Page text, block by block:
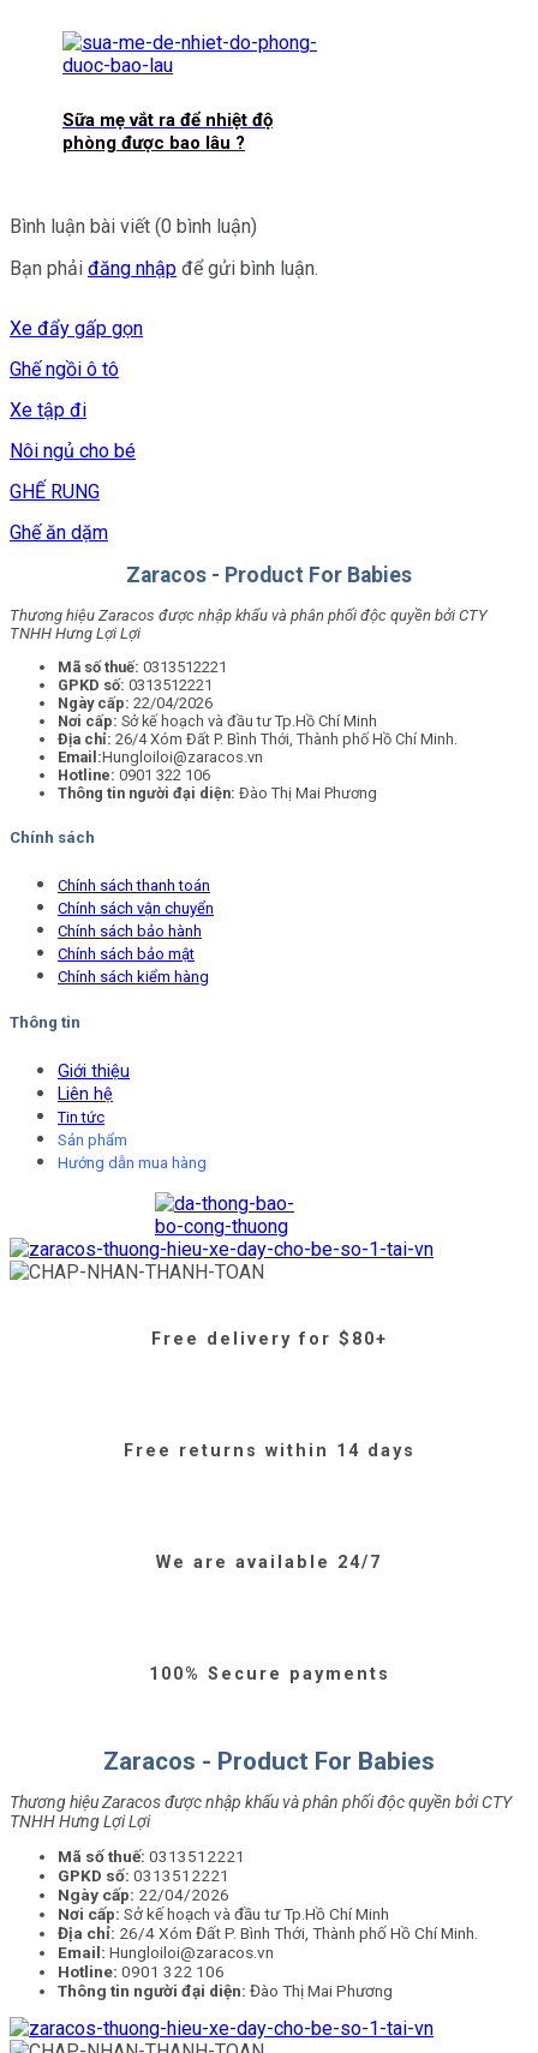
Sữa mẹ vắt ra để nhiệt độ
phòng được bao lâu ?
Bình luận bài viết (0 bình luận)
Bạn phải đăng nhập để gửi bình luận.
Xe đẩy gấp gọn
Ghế ngồi ô tô
Xe tập đi
Nôi ngủ cho bé
GHẾ RUNG
Ghế ăn dặm
Zaracos - Product For Babies
Thương hiệu Zaracos được nhập khẩu và phân phối độc quyền bởi CTY
TNHH Hưng Lợi Lợi
Mã số thuế: 0313512221
GPKD số: 0313512221
Ngày cấp: 22/04/2026
Nơi cấp: Sở kế hoạch và đầu tư Tp.Hồ Chí Minh
Địa chỉ: 26/4 Xóm Đất P. Bình Thới, Thành phố Hồ Chí Minh.
Email:Hungloiloi@zaracos.vn
Hotline: 0901 322 106
Thông tin người đại diện: Đào Thị Mai Phương
Chính sách
Chính sách thanh toán
Chính sách vận chuyển
Chính sách bảo hành
Chính sách bảo mật
Chính sách kiểm hàng
Thông tin
Giới thiệu
Liên hệ
Tin tức
Sản phẩm
Hướng dẫn mua hàng
Free delivery for $80+
Free returns within 14 days
We are available 24/7
100% Secure payments
Zaracos - Product For Babies
Thương hiệu Zaracos được nhập khẩu và phân phối độc quyền bởi CTY
TNHH Hưng Lợi Lợi
Mã số thuế: 0313512221
GPKD số: 0313512221
Ngày cấp: 22/04/2026
Nơi cấp: Sở kế hoạch và đầu tư Tp.Hồ Chí Minh
Địa chỉ: 26/4 Xóm Đất P. Bình Thới, Thành phố Hồ Chí Minh.
Email: Hungloiloi@zaracos.vn
Hotline: 0901 322 106
Thông tin người đại diện: Đào Thị Mai Phương